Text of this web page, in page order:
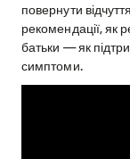
повернути
рекомендації, як
батьки — як
симптоми.